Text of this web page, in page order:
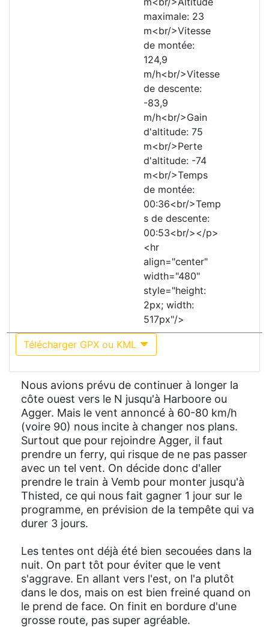
maximale: 23
m<br/>Vitesse
de montée:
124,9
m/h<br/>Vitesse
de descente:
-83,9
m/h<br/>Gain
d'altitude: 75
m<br/>Perte
d'altitude: -74
m<br/>Temps
de montée:
00:36<br/>Temp
s de descente:
00:53<br/></p>
<hr
align="center"
width="480"
style="height:
2px; width:
517px"/>
Télécharger GPX ou KML
Nous avions prévu de continuer à longer la
côte ouest vers le N jusqu'à Harboore ou
Agger. Mais le vent annoncé à 60-80 km/h
(voire 90) nous incite à changer nos plans.
Surtout que pour rejoindre Agger, il faut
prendre un ferry, qui risque de ne pas passer
avec un tel vent. On décide donc d'aller
prendre le train à Vemb pour monter jusqu'à
Thisted, ce qui nous fait gagner 1 jour sur le
programme, en prévision de la tempête qui va
durer 3 jours.
Les tentes ont déjà été bien secouées dans la
nuit. On part tôt pour éviter que le vent
s'aggrave. En allant vers l'est, on l'a plutôt
dans le dos, mais on est bien freiné quand on
le prend de face. On finit en bordure d'une
grosse route, pas super agréable.